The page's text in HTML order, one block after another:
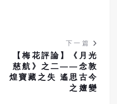
下一篇
【梅花評論】《月光
慈航》之二——念敦
煌寶藏之失 遙思古今
之嬗變